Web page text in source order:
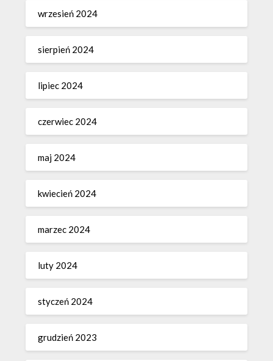
wrzesień 2024
sierpień 2024
lipiec 2024
czerwiec 2024
maj 2024
kwiecień 2024
marzec 2024
luty 2024
styczeń 2024
grudzień 2023